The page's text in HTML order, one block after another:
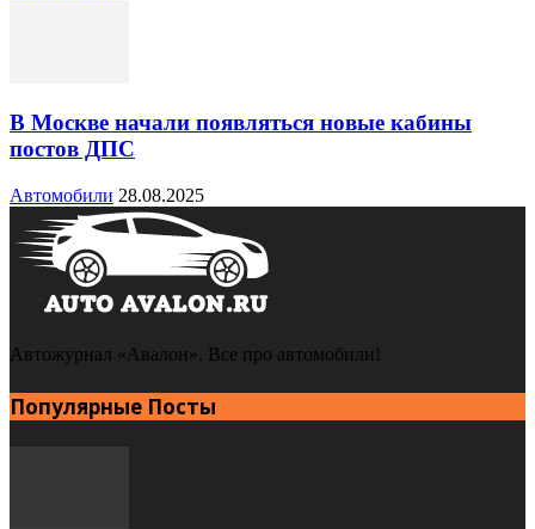
В Москве начали появляться новые кабины
постов ДПС
Автомобили 28.08.2025
Автожурнал «Авалон». Все про автомобили!
Популярные Посты